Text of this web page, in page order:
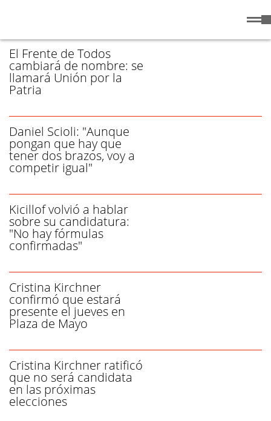
/ FRENTE DE TODOS - PÁGINA 1
El Frente de Todos
cambiará de nombre: se
llamará Unión por la
Patria
Daniel Scioli: "Aunque
pongan que hay que
tener dos brazos, voy a
competir igual"
Kicillof volvió a hablar
sobre su candidatura:
"No hay fórmulas
confirmadas"
Cristina Kirchner
confirmó que estará
presente el jueves en
Plaza de Mayo
Cristina Kirchner ratificó
que no será candidata
en las próximas
elecciones